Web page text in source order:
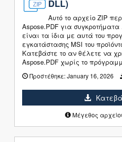
DLL)
Αυτό το αρχείο ZIP
Aspose.PDF για
είναι τα ίδια με αυτά του
εγκατάστασης MSI του
Κατεβάστε το αν θέλετε να
Aspose.PDF χωρίς το
Προστέθηκε:January 16, 2026
Μέγεθος